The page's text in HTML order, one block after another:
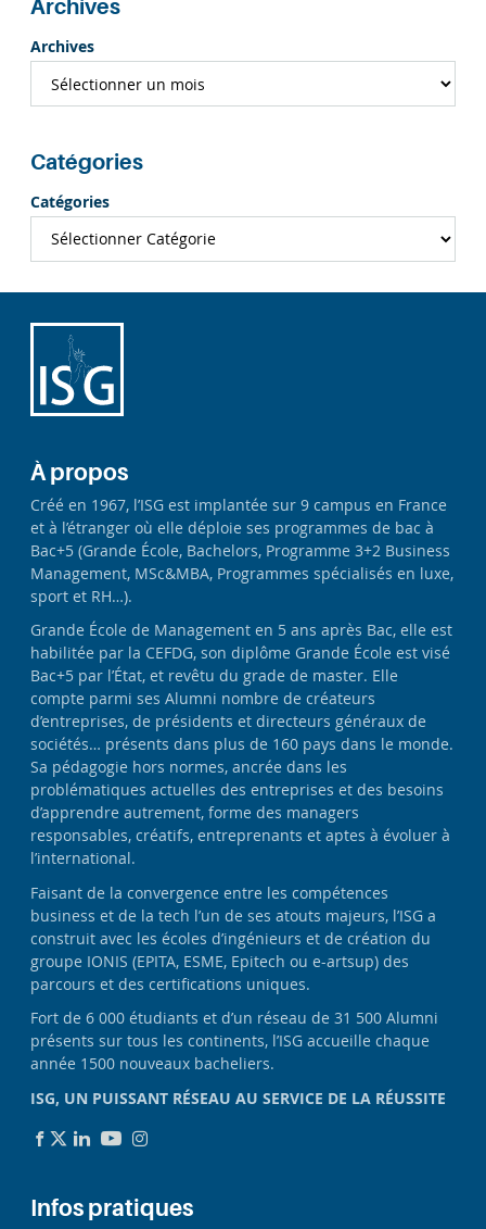
Archives
Archives
Catégories
Catégories
À propos
Créé en 1967, l’ISG est implantée sur 9 campus en France
et à l’étranger où elle déploie ses programmes de bac à
Bac+5 (Grande École, Bachelors, Programme 3+2 Business
Management, MSc&MBA, Programmes spécialisés en luxe,
sport et RH…).
Grande École de Management en 5 ans après Bac, elle est
habilitée par la CEFDG, son diplôme Grande École est visé
Bac+5 par l’État, et revêtu du grade de master. Elle
compte parmi ses Alumni nombre de créateurs
d’entreprises, de présidents et directeurs généraux de
sociétés… présents dans plus de 160 pays dans le monde.
Sa pédagogie hors normes, ancrée dans les
problématiques actuelles des entreprises et des besoins
d’apprendre autrement, forme des managers
responsables, créatifs, entreprenants et aptes à évoluer à
l’international.
Faisant de la convergence entre les compétences
business et de la tech l’un de ses atouts majeurs, l’ISG a
construit avec les écoles d’ingénieurs et de création du
groupe IONIS (EPITA, ESME, Epitech ou e-artsup) des
parcours et des certifications uniques.
Fort de 6 000 étudiants et d’un réseau de 31 500 Alumni
présents sur tous les continents, l’ISG accueille chaque
année 1500 nouveaux bacheliers.
ISG, UN PUISSANT RÉSEAU AU SERVICE DE LA RÉUSSITE
Infos pratiques